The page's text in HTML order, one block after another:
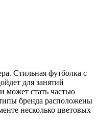
Стильная футболка с
для занятий
может стать частью
бренда расположены
несколько цветовых